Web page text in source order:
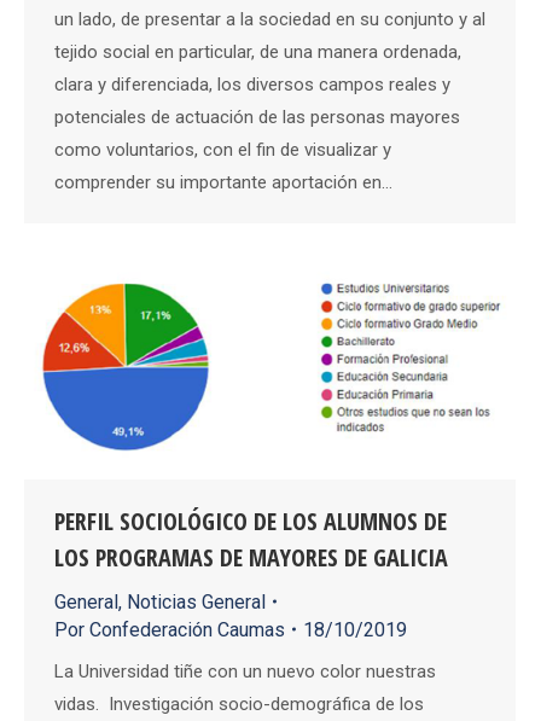
un lado, de presentar a la sociedad en su conjunto y al
tejido social en particular, de una manera ordenada,
clara y diferenciada, los diversos campos reales y
potenciales de actuación de las personas mayores
como voluntarios, con el fin de visualizar y
comprender su importante aportación en…
PERFIL SOCIOLÓGICO DE LOS ALUMNOS DE
LOS PROGRAMAS DE MAYORES DE GALICIA
General, Noticias General
Por Confederación Caumas 18/10/2019
La Universidad tiñe con un nuevo color nuestras
vidas. Investigación socio-demográfica de los